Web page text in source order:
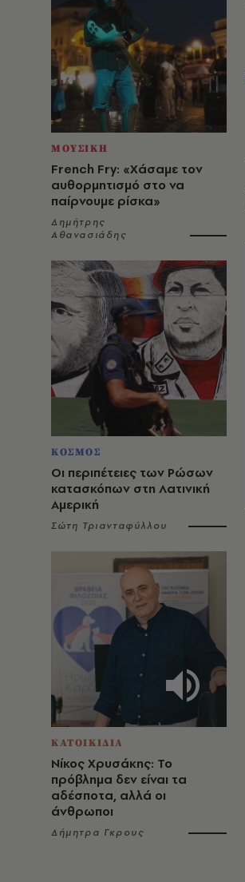
ΜΟΥΣΙΚΗ
French Fry: «Χάσαμε τον
αυθορμητισμό στο να
παίρνουμε ρίσκα»
Δημήτρης
Αθανασιάδης
ΚΟΣΜΟΣ
Οι περιπέτειες των Ρώσων
κατασκόπων στη Λατινική
Αμερική
Σώτη Τριανταφύλλου
ΚΑΤΟΙΚΙΔΙΑ
Νίκος Χρυσάκης: Το
πρόβλημα δεν είναι τα
αδέσποτα, αλλά οι
άνθρωποι
Δήμητρα Γκρους